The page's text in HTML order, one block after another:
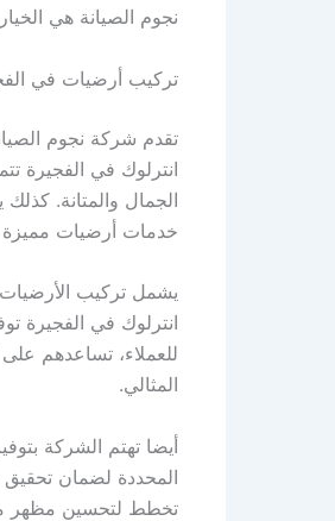
نجوم الصيانة هي
تركيب أرضيات في
تقدم شركة نجوم
انترلوك في الفجيرة
الجمال والمتانة.
خدمات أرضيات مميزة
يشمل تركيب الأرضيات
انترلوك في الفجيرة
للعملاء، تساعدهم
المثالي.
أيضا تهتم الشركة
المحددة لضمان تحقيق
تخطط لتحسين مظهر